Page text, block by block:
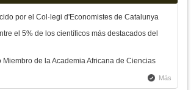
por el Col·legi d'Economistes de Catalunya
el 5% de los científicos más destacados del
Miembro de la Academia Africana de Ciencias
Más